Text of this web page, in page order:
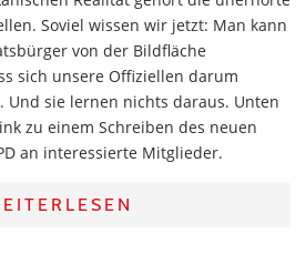
Soviel wissen wir jetzt: Man kann
von der Bildfläche
sich unsere Offiziellen darum
Und sie lernen nichts daraus. Unten
zu einem Schreiben des neuen
an interessierte Mitglieder.